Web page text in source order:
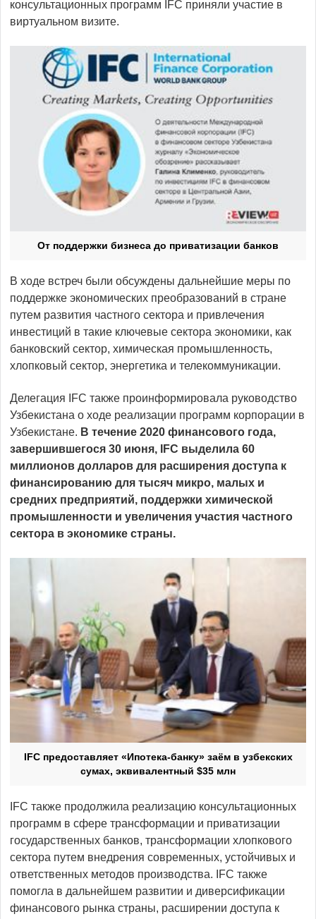
консультационных программ IFC приняли участие в
виртуальном визите.
От поддержки бизнеса до приватизации банков
В ходе встреч были обсуждены дальнейшие меры по
поддержке экономических преобразований в стране
путем развития частного сектора и привлечения
инвестиций в такие ключевые сектора экономики, как
банковский сектор, химическая промышленность,
хлопковый сектор, энергетика и телекоммуникации.
Делегация IFC также проинформировала руководство
Узбекистана о ходе реализации программ корпорации в
Узбекистане. В течение 2020 финансового года,
завершившегося 30 июня, IFC выделила 60
миллионов долларов для расширения доступа к
финансированию для тысяч микро, малых и
средних предприятий, поддержки химической
промышленности и увеличения участия частного
сектора в экономике страны.
IFC предоставляет «Ипотека-банку» заём в узбекских
сумах, эквивалентный $35 млн
IFC также продолжила реализацию консультационных
программ в сфере трансформации и приватизации
государственных банков, трансформации хлопкового
сектора путем внедрения современных, устойчивых и
ответственных методов производства. IFC также
помогла в дальнейшем развитии и диверсификации
финансового рынка страны, расширении доступа к